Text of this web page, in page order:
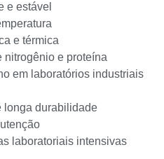
e estável
e térmica
nitrogênio e proteína
em laboratórios industriais
longa durabilidade
laboratoriais intensivas